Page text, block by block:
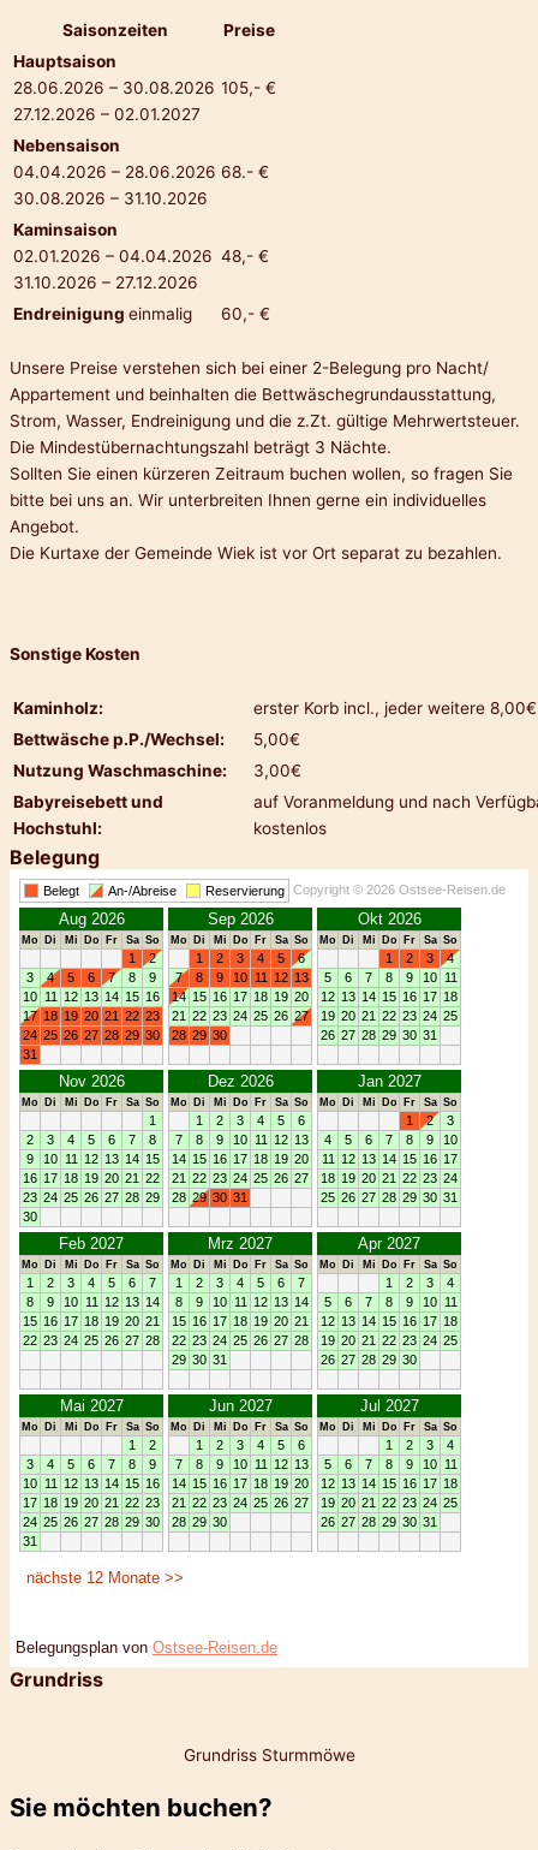
Saisonzeiten
Preise
Hauptsaison
28.06.2026 – 30.08.2026
27.12.2026 – 02.01.2027
105,- €
Nebensaison
04.04.2026 – 28.06.2026
30.08.2026 – 31.10.2026
68.- €
Kaminsaison
02.01.2026 – 04.04.2026
31.10.2026 – 27.12.2026
48,- €
Endreinigung einmalig 60,- €
Unsere Preise verstehen sich bei einer 2-Belegung pro Nacht/
Appartement und beinhalten die Bettwäschegrundausstattung,
Strom, Wasser, Endreinigung und die z.Zt. gültige Mehrwertsteuer.
Die Mindestübernachtungszahl beträgt 3 Nächte.
Sollten Sie einen kürzeren Zeitraum buchen wollen, so fragen Sie
bitte bei uns an. Wir unterbreiten Ihnen gerne ein individuelles
Angebot.
Die Kurtaxe der Gemeinde Wiek ist vor Ort separat zu bezahlen.
Sonstige Kosten
Kaminholz:
erster Korb incl., jeder weitere 8,00€
Bettwäsche p.P./Wechsel:
5,00€
Nutzung Waschmaschine:
3,00€
Babyreisebett und
Hochstuhl:
auf Voranmeldung und nach
kostenlos
Belegung
Belegungsplan von Ostsee-Reisen.de
Grundriss
Grundriss Sturmmöwe
Sie möchten buchen?